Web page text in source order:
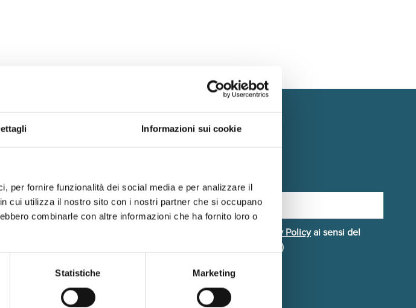
Informazioni sui cookie
per fornire funzionalità dei social media e per analizzare il
cui utilizza il nostro sito con i nostri partner che si occupano
combinarle con altre informazioni che ha fornito loro o
Statistiche Marketing
nel campo della
Privacy Policyai sensi del
Regolamento UE 2016/679 (GDPR)